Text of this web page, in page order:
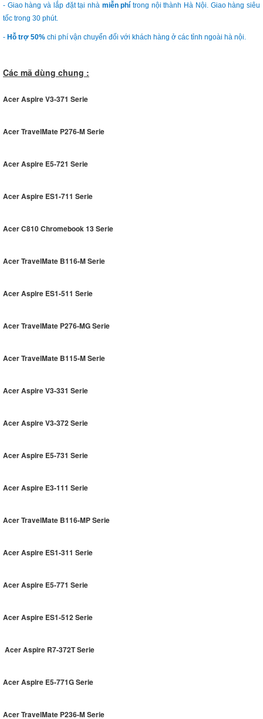
- Giao hàng và lắp đặt tại nhà miễn phí trong nội thành Hà Nội. Giao hàng siêu
tốc trong 30 phút.
- Hỗ trợ 50% chi phí vận chuyển đối với khách hàng ở các tỉnh ngoài hà nội.
Các mã dùng chung :
Acer Aspire V3-371 Serie
Acer TravelMate P276-M Serie
Acer Aspire E5-721 Serie
Acer Aspire ES1-711 Serie
Acer C810 Chromebook 13 Serie
Acer TravelMate B116-M Serie
Acer Aspire ES1-511 Serie
Acer TravelMate P276-MG Serie
Acer TravelMate B115-M Serie
Acer Aspire V3-331 Serie
Acer Aspire V3-372 Serie
Acer Aspire E5-731 Serie
Acer Aspire E3-111 Serie
Acer TravelMate B116-MP Serie
Acer Aspire ES1-311 Serie
Acer Aspire E5-771 Serie
Acer Aspire ES1-512 Serie
Acer Aspire R7-372T Serie
Acer Aspire E5-771G Serie
Acer TravelMate P236-M Serie